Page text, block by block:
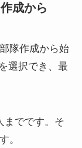
成から
隊作成から始
選択でき、最
までです。そ
。